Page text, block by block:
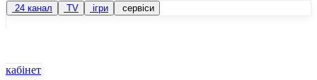
24 канал
TV ігри сервіси
кабінет